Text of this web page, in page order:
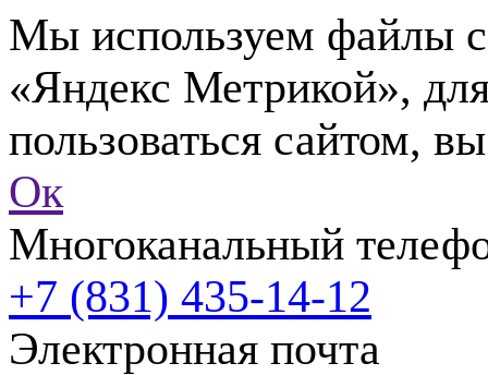
Мы используем файлы
«Яндекс Метрикой»,
пользоваться сайтом,
Ок
Многоканальный
+7 (831) 435-14-12
Электронная почта